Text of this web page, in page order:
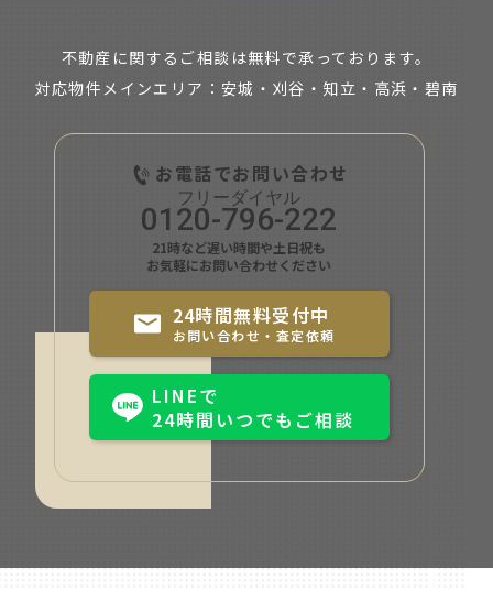
不動産に関するご相談は無料で承っております。
対応物件メインエリア：安城・刈谷・知立・ 高浜・碧南
お電話でお問い合わせ
0120-796-222
21時など遅い時間や土日祝も
お気軽にお問い合わせください
24時間無料受付中
お問い合わせ・査定依頼
LINEで
24時間いつでもご相談